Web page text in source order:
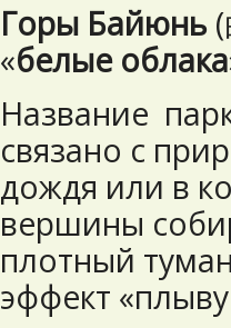
Горы Байюнь
«белые облака
Название
связано с
дождя или в
вершины
плотный
эффект